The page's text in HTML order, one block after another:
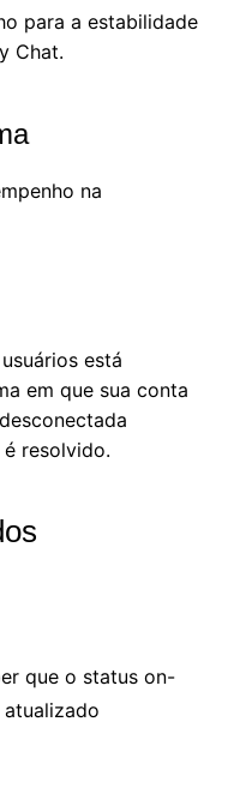
para a estabilidade
Chat.
na
está
em que sua conta
resolvido.
que o status on-